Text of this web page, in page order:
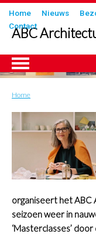
Overslaan
en
naar
inhoud
gaan
Submenu
Home Nieuws
Contact
ABC
Kruimelpad
Home
organiseert het ABC
seizoen weer in
‘Masterclasses’